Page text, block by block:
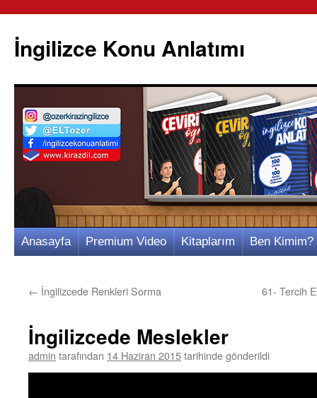
İngilizce Konu Anlatımı
İçeriğe
Anasayfa Premium Video Kitaplarım Ben Kimim?
← İngilizcede Renkleri Sorma 61- Tercih
İngilizcede Meslekler
admin tarafından 14 Haziran 2015tarihinde gönderildi